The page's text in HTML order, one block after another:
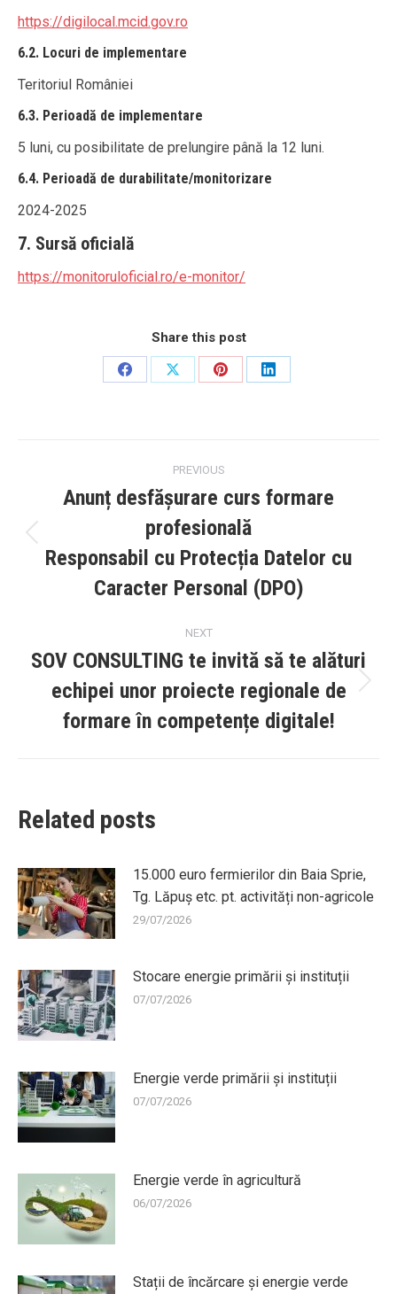
https://digilocal.mcid.gov.ro
6.2. Locuri de implementare
Teritoriul României
6.3. Perioadă de implementare
5 luni, cu posibilitate de prelungire până la 12 luni.
6.4. Perioadă de durabilitate/monitorizare
2024-2025
7. Sursă oficială
https://monitoruloficial.ro/e-monitor/
Share this post
Share
Share
Share
Share
navigation
PREVIOUS
post:
Anunț desfășurare curs formare
profesională
Responsabil cu Protecția Datelor cu
Caracter Personal (DPO)
NEXT
Next
post:
SOV CONSULTING te invită să te alături
echipei unor proiecte regionale de
formare în competențe digitale!
Related posts
15.000 euro fermierilor din Baia Sprie,
Tg. Lăpuș etc. pt. activități non-agricole
29/07/2026
Stocare energie primării și instituții
07/07/2026
Energie verde primării și instituții
07/07/2026
Energie verde în agricultură
06/07/2026
Stații de încărcare și energie verde